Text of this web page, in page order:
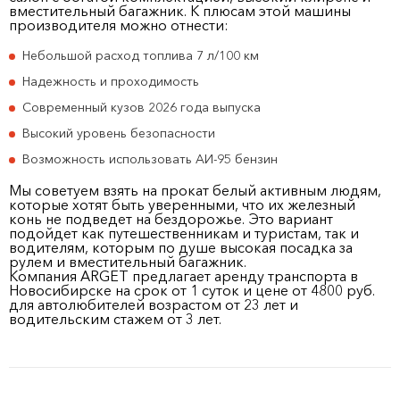
вместительный багажник. К плюсам этой машины
производителя можно отнести:
Небольшой расход топлива 7 л/100 км
Надежность и проходимость
Современный кузов 2026 года выпуска
Высокий уровень безопасности
Возможность использовать АИ-95 бензин
Мы советуем взять на прокат белый активным людям,
которые хотят быть уверенными, что их железный
конь не подведет на бездорожье. Это вариант
подойдет как путешественникам и туристам, так и
водителям, которым по душе высокая посадка за
рулем и вместительный багажник.
Компания ARGET предлагает аренду транспорта в
Новосибирске на срок от 1 суток и цене от 4800 руб.
для автолюбителей возрастом от 23 лет и
водительским стажем от 3 лет.